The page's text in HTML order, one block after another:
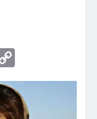
Link